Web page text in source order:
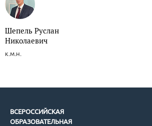
Шепель Руслан
Николаевич
к.м.н.
ВСЕРОССИЙСКАЯ
ОБРАЗОВАТЕЛЬНАЯ